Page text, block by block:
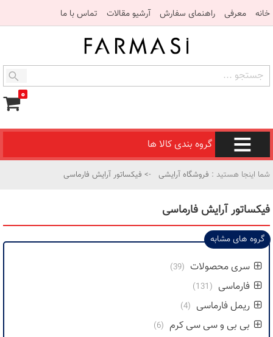
خانه معرفی راهنمای سفارش آرشیو مقالات تماس با ما
۰
گروه بندی کالا ها
شما اینجا هستید : فروشگاه آرایشی -> فیکساتور آرایش فارماسی
فیکساتور آرایش فارماسی
گروه های مشابه
سری محصولات (39)
فارماسی (131)
ریمل فارماسی (4)
بی بی و سی سی کرم (6)